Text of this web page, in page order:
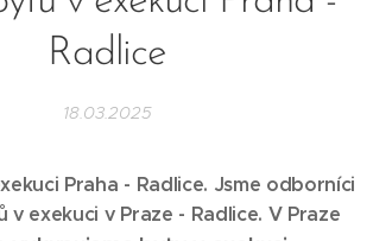
Radlice
18.03.2025
Praha - Radlice. Jsme odborníci
v exekuci v Praze - Radlice. V Praze